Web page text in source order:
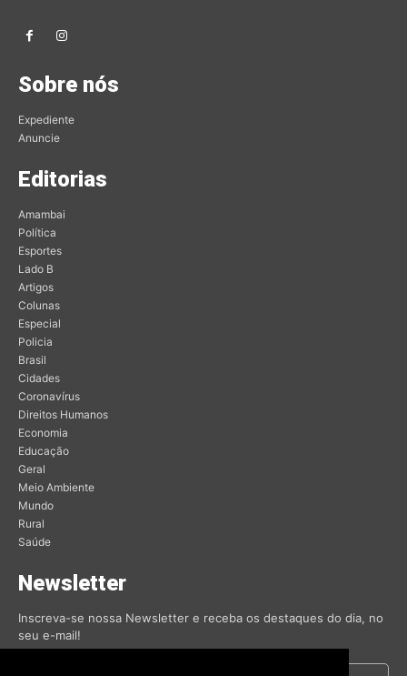
Sobre nós
Expediente
Anuncie
Editorias
Amambai
Política
Esportes
Lado B
Artigos
Colunas
Especial
Policia
Brasil
Cidades
Coronavírus
Direitos Humanos
Economia
Educação
Geral
Meio Ambiente
Mundo
Rural
Saúde
Newsletter
Inscreva-se nossa Newsletter e receba os destaques do dia, no
seu e-mail!